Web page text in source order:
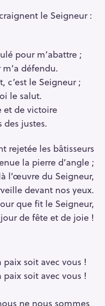
le Seigneur :
pour m’abattre ;
défendu.
c’est le Seigneur ;
le salut.
et de victoire
des justes.
rejetée les bâtisseurs
la pierre d’angle ;
l’œuvre du Seigneur,
devant nos yeux.
que fit le Seigneur,
de fête et de joie !
paix soit avec vous !
paix soit avec vous !
ne nous sommes